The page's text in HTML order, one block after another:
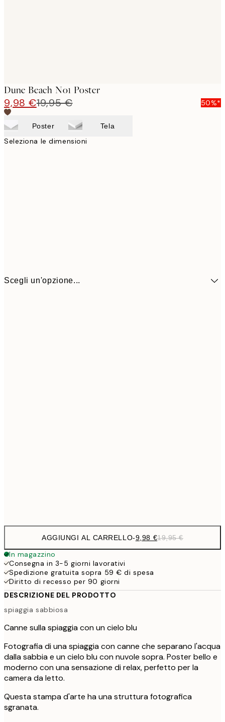
Dune Beach No1 Poster
9,98 €19,95 € 50%*
Poster Tela
Seleziona le dimensioni
Scegli un'opzione...
AGGIUNGI AL CARRELLO-9,98 €19,95 €
In magazzino
Consegna in 3-5 giorni lavorativi
Spedizione gratuita sopra 59 € di spesa
Diritto di recesso per 90 giorni
DESCRIZIONE DEL PRODOTTO
spiaggia sabbiosa
Canne sulla spiaggia con un cielo blu
Fotografia di una spiaggia con canne che separano l'acqua
dalla sabbia e un cielo blu con nuvole sopra. Poster bello e
moderno con una sensazione di relax, perfetto per la
camera da letto.
Questa stampa d'arte ha una struttura fotografica
sgranata.